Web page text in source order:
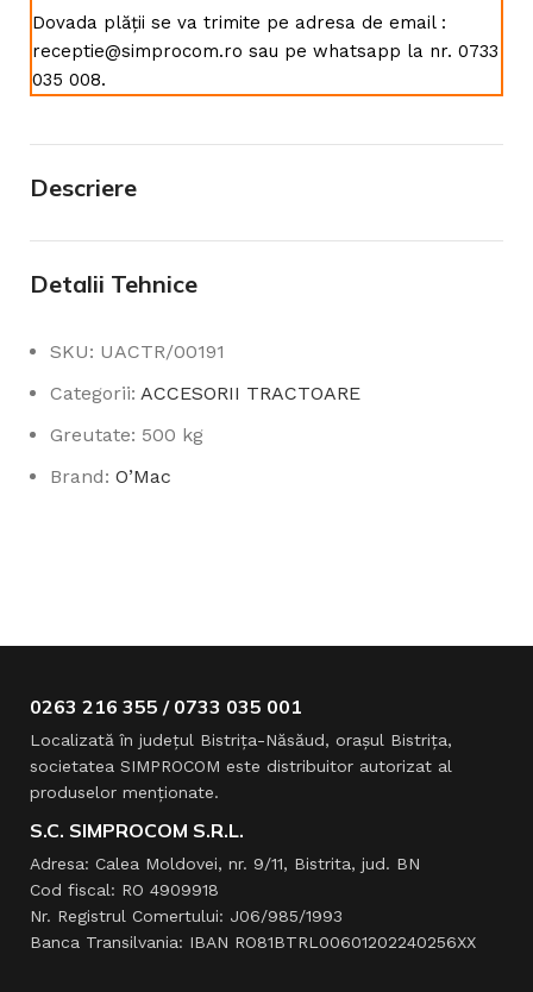
Dovada plății se va trimite pe adresa de email :
receptie@simprocom.ro sau pe whatsapp la nr. 0733
035 008.
Descriere
Detalii Tehnice
SKU: UACTR/00191
Categorii: ACCESORII TRACTOARE
Greutate: 500 kg
Brand: O’Mac
0263 216 355 / 0733 035 001
Localizată în judeţul Bistriţa-Năsăud, oraşul Bistriţa,
societatea SIMPROCOM este distribuitor autorizat al
produselor menţionate.
S.C. SIMPROCOM S.R.L.
Adresa: Calea Moldovei, nr. 9/11, Bistrita, jud. BN
Cod fiscal: RO 4909918
Nr. Registrul Comertului: J06/985/1993
Banca Transilvania: IBAN RO81BTRL00601202240256XX